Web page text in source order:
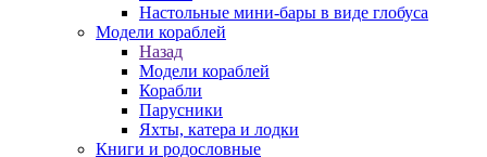
Настольные мини-бары в виде глобуса
Модели кораблей
Назад
Модели кораблей
Корабли
Парусники
Яхты, катера и лодки
Книги и родословные